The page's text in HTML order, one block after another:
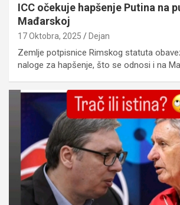
ICC očekuje hapšenje Putina na
Mađarskoj
17 Oktobra, 2025 Dejan
Zemlje potpisnice Rimskog statuta
naloge za hapšenje, što se odnosi i na